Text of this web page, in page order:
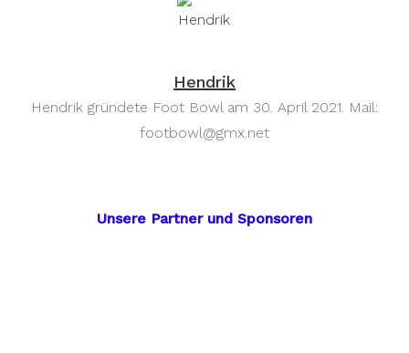
Hendrik
Hendrik gründete Foot Bowl am 30. April 2021. Mail:
footbowl@gmx.net
Unsere Partner und Sponsoren